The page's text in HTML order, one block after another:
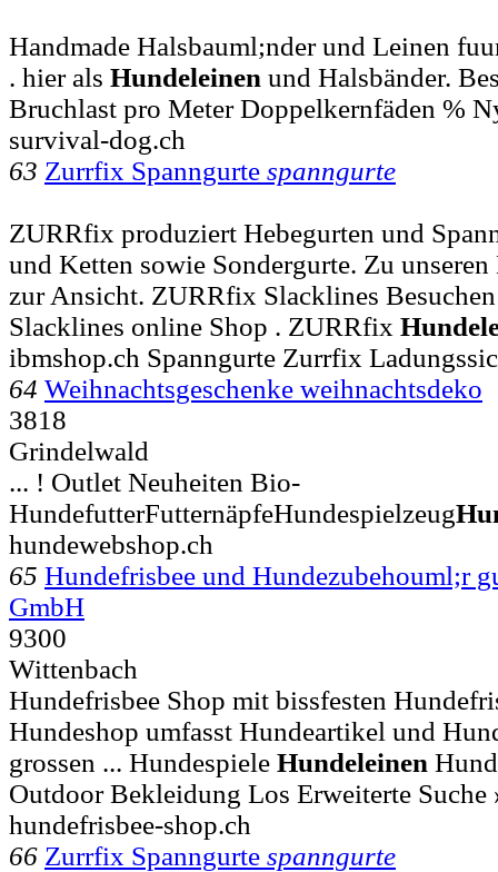
Handmade Halsbauml;nder und Leinen
. hier als Hundeleinen und Halsbänder.
Bruchlast pro Meter Doppelkernfäden %
survival-dog.ch
63 Zurrfix Spanngurte spanngurte
ZURRfix produziert Hebegurten und
und Ketten sowie Sondergurte. Zu
zur Ansicht. ZURRfix Slacklines Besuchen
Slacklines online Shop . ZURRfix
ibmshop.ch Spanngurte Zurrfix
64 Weihnachtsgeschenke weihnachtsdeko
3818
Grindelwald
... ! Outlet Neuheiten Bio-
HundefutterFutternäpfeHundespielzeug
hundewebshop.ch
65 Hundefrisbee und Hundezubehouml;r
GmbH
9300
Wittenbach
Hundefrisbee Shop mit bissfesten
Hundeshop umfasst Hundeartikel und
grossen ... Hundespiele Hundeleinen
Outdoor Bekleidung Los Erweiterte Suche
hundefrisbee-shop.ch
66 Zurrfix Spanngurte spanngurte